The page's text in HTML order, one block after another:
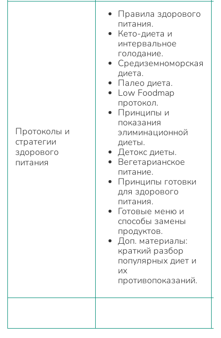
Протоколы и
стратегии
здорового
питания
Правила здорового
питания.
Кето-диета и
интервальное
голодание.
Средиземноморская
диета.
Палео диета.
Low Foodmap
протокол.
Принципы и
показания
элиминационной
диеты.
Детокс диеты.
Вегетарианское
питание.
Принципы готовки
для здорового
питания.
Готовые меню и
способы замены
продуктов.
Доп. материалы:
краткий разбор
популярных диет и
их
противопоказаний.